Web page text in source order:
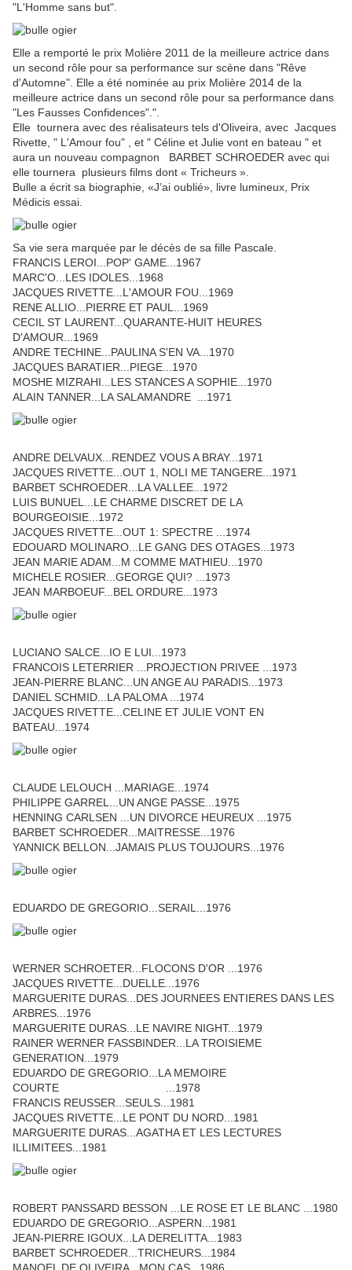
"L'Homme sans but".
Elle a remporté le prix Molière 2011 de la meilleure actrice dans
un second rôle pour sa performance sur scène dans "Rêve
d'Automne". Elle a été nominée au prix Molière 2014 de la
meilleure actrice dans un second rôle pour sa performance dans
"Les Fausses Confidences".".
Elle tournera avec des réalisateurs tels d'Oliveira, avec Jacques
Rivette, " L'Amour fou" , et " Céline et Julie vont en bateau " et
aura un nouveau compagnon BARBET SCHROEDER avec qui
elle tournera plusieurs films dont « Tricheurs ».
Bulle a écrit sa biographie, «J’ai oublié», livre lumineux, Prix
Médicis essai.
Sa vie sera marquée par le décès de sa fille Pascale.
FRANCIS LEROI...POP' GAME...1967
MARC'O...LES IDOLES...1968
JACQUES RIVETTE...L'AMOUR FOU...1969
RENE ALLIO...PIERRE ET PAUL...1969
CECIL ST LAURENT...QUARANTE-HUIT HEURES
D'AMOUR...1969
ANDRE TECHINE...PAULINA S'EN VA...1970
JACQUES BARATIER...PIEGE...1970
MOSHE MIZRAHI...LES STANCES A SOPHIE...1970
ALAIN TANNER...LA SALAMANDRE ...1971
ANDRE DELVAUX...RENDEZ VOUS A BRAY...1971
JACQUES RIVETTE...OUT 1, NOLI ME TANGERE...1971
BARBET SCHROEDER...LA VALLEE...1972
LUIS BUNUEL...LE CHARME DISCRET DE LA
BOURGEOISIE...1972
JACQUES RIVETTE...OUT 1: SPECTRE ...1974
EDOUARD MOLINARO...LE GANG DES OTAGES...1973
JEAN MARIE ADAM...M COMME MATHIEU...1970
MICHELE ROSIER...GEORGE QUI? ...1973
JEAN MARBOEUF...BEL ORDURE...1973
LUCIANO SALCE...IO E LUI...1973
FRANCOIS LETERRIER ...PROJECTION PRIVEE ...1973
JEAN-PIERRE BLANC...UN ANGE AU PARADIS...1973
DANIEL SCHMID...LA PALOMA ...1974
JACQUES RIVETTE...CELINE ET JULIE VONT EN
BATEAU...1974
CLAUDE LELOUCH ...MARIAGE...1974
PHILIPPE GARREL...UN ANGE PASSE...1975
HENNING CARLSEN ...UN DIVORCE HEUREUX ...1975
BARBET SCHROEDER...MAITRESSE...1976
YANNICK BELLON...JAMAIS PLUS TOUJOURS...1976
EDUARDO DE GREGORIO...SERAIL...1976
WERNER SCHROETER...FLOCONS D'OR ...1976
JACQUES RIVETTE...DUELLE...1976
MARGUERITE DURAS...DES JOURNEES ENTIERES DANS LES
ARBRES...1976
MARGUERITE DURAS...LE NAVIRE NIGHT...1979
RAINER WERNER FASSBINDER...LA TROISIEME
GENERATION...1979
EDUARDO DE GREGORIO...LA MEMOIRE
COURTE ...1978
FRANCIS REUSSER...SEULS...1981
JACQUES RIVETTE...LE PONT DU NORD...1981
MARGUERITE DURAS...AGATHA ET LES LECTURES
ILLIMITEES...1981
ROBERT PANSSARD BESSON ...LE ROSE ET LE BLANC ...1980
EDUARDO DE GREGORIO...ASPERN...1981
JEAN-PIERRE IGOUX...LA DERELITTA...1983
BARBET SCHROEDER...TRICHEURS...1984